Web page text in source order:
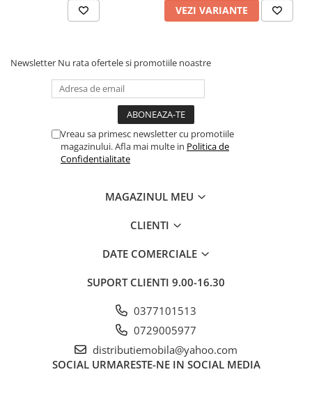
VEZI VARIANTE
Newsletter Nu rata ofertele si promotiile noastre
Vreau sa primesc newsletter cu promotiile
magazinului. Afla mai multe in Politica de
Confidentialitate
MAGAZINUL MEU
CLIENTI
DATE COMERCIALE
SUPORT CLIENTI 9.00-16.30
0377101513
0729005977
distributiemobila@yahoo.com
SOCIAL URMARESTE-NE IN SOCIAL MEDIA